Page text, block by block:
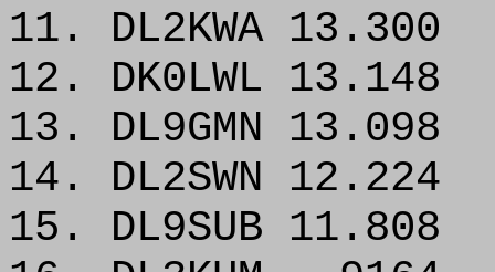
11. DL2KWA 13.300
12. DK0LWL 13.148
13. DL9GMN 13.098
14. DL2SWN 12.224
15. DL9SUB 11.808